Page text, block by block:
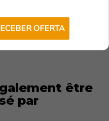
être
par
OFERTA